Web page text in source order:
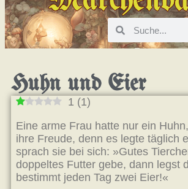
Huhn und Eier
1 (1)
Eine arme Frau hatte nur ein
ihre Freude, denn es legte täglich
sprach sie bei sich: »Gutes
doppeltes Futter gebe, dann legst
bestimmt jeden Tag zwei Eier!«